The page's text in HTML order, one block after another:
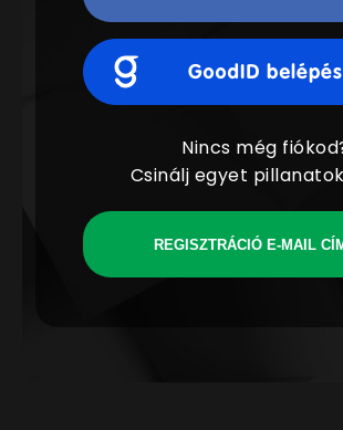
Nincs még
Csinálj egyet
REGISZTRÁCIÓ E-MAIL